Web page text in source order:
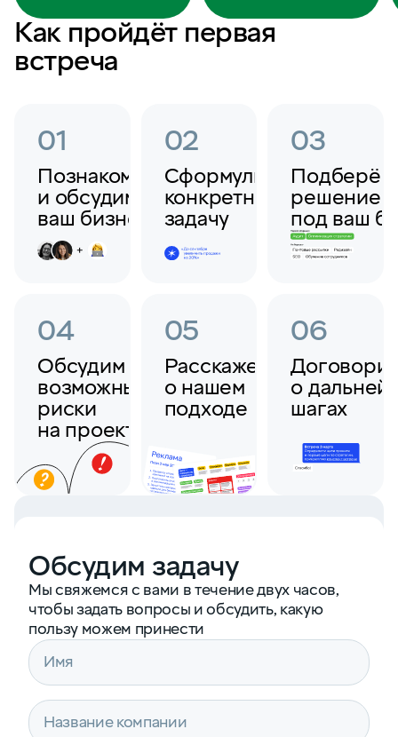
Как пройдёт первая
встреча
01
Познакомимся
и обсудим
ваш бизнес
02
Сформулируем
конкретную
задачу
03
Подберём
решение
под ваш
04
Обсудим
возможные
риски
на проекте
05
Расскажем
о нашем
подходе
06
о
шагах
Обсудим задачу
Мы свяжемся с вами в течение двух часов,
чтобы задать вопросы и обсудить, какую
пользу можем принести